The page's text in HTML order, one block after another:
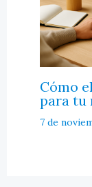
Cómo
para tu
7 de